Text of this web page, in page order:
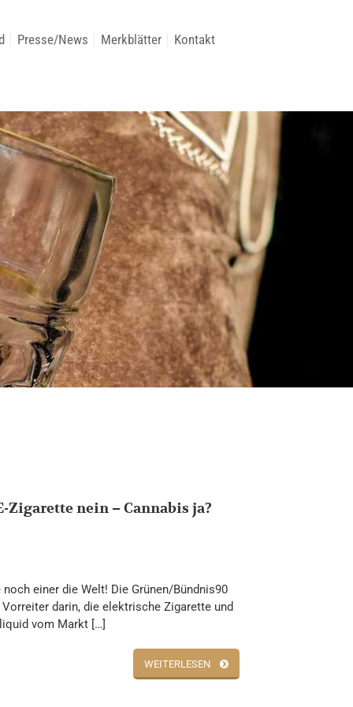
Presse/News Merkblätter Kontakt
Zigarette nein – Cannabis ja?
noch einer die Welt! Die Grünen/Bündnis90
darin, die elektrische Zigarette und
vom Markt […]
WEITERLESEN